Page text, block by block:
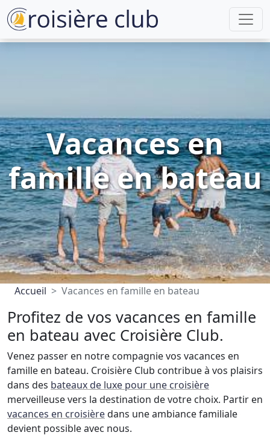
Vacances en
famille en bateau
Accueil Vacances en famille en bateau
Profitez de vos vacances en famille
en bateau avec Croisière Club.
Venez passer en notre compagnie vos vacances en
famille en bateau. Croisière Club contribue à vos plaisirs
dans des bateaux de luxe pour une croisière
merveilleuse vers la destination de votre choix. Partir en
vacances en croisièredans une ambiance familiale
devient possible avec nous.